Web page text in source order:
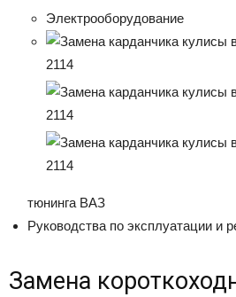
Электрооборудование
тюнинга ВАЗ
Руководства по эксплуатации и
Замена